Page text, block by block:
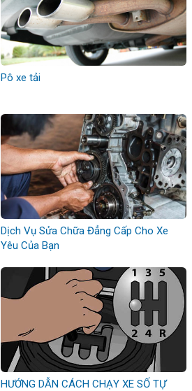
Pô xe tải
Dịch Vụ Sửa Chữa Đẳng Cấp Cho Xe
Yêu Của Bạn
HƯỚNG DẪN CÁCH CHẠY XE SỐ TỰ